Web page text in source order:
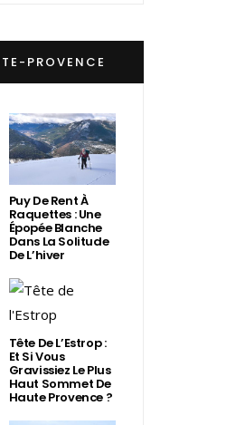
PROVENCE
Puy De Rent À
Raquettes : Une
Épopée Blanche
Dans La Solitude
De L’hiver
Tête De L’Estrop :
Et Si Vous
Gravissiez Le Plus
Haut Sommet De
Haute Provence ?